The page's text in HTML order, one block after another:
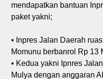
mendapatkan bantuan
paket yakni;
▪︎ Inpres Jalan Daerah
Momunu berbanrol Rp 13
▪︎ Kedua yakni Ipnres
Mulya dengan anggaran